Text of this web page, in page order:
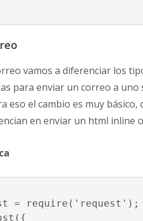
vamos a diferenciar los
para enviar un correo a
eso el cambio es muy básico,
en enviar un html inline
= require('request');